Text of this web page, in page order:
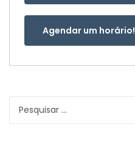
Agendar um horário!
Pesquisar